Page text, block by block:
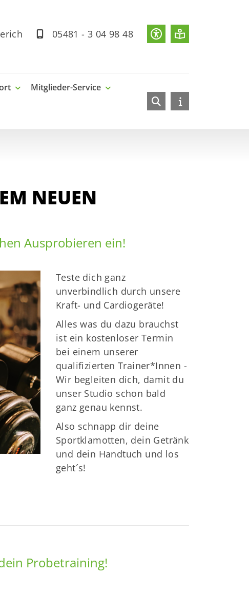
05481 - 3 04 98 48
Mitglieder-Service
NEUEN
Ausprobieren ein!
Teste dich ganz
unverbindlich durch unsere
Kraft- und Cardiogeräte!
Alles was du dazu brauchst
ist ein kostenloser Termin
bei einem unserer
qualifizierten Trainer*Innen -
Wir begleiten dich, damit du
unser Studio schon bald
ganz genau kennst.
Also schnapp dir deine
Sportklamotten, dein Getränk
und dein Handtuch und los
geht´s!
Probetraining!
Geschäftsstelle
TV Lengerich 1879 e.V.
Hollenbergs Weg 6
49525 Lengerich
0 54 81 / 3 04 98 48
gst@tvlengerich.de